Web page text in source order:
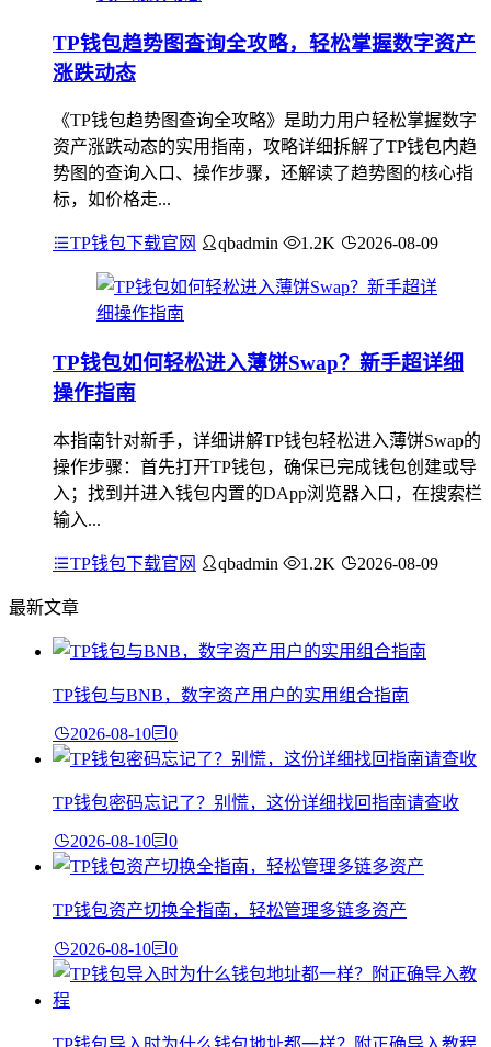
TP钱包趋势图查询全攻略，轻松掌握数字资产
涨跌动态
《TP钱包趋势图查询全攻略》是助力用户轻松掌握数字
资产涨跌动态的实用指南，攻略详细拆解了TP钱包内趋
势图的查询入口、操作步骤，还解读了趋势图的核心指
标，如价格走...
TP钱包下载官网 qbadmin 1.2K 2026-08-09
TP钱包如何轻松进入薄饼Swap？新手超详细
操作指南
本指南针对新手，详细讲解TP钱包轻松进入薄饼Swap的
操作步骤：首先打开TP钱包，确保已完成钱包创建或导
入；找到并进入钱包内置的DApp浏览器入口，在搜索栏
输入...
TP钱包下载官网 qbadmin 1.2K 2026-08-09
最新文章
TP钱包与BNB，数字资产用户的实用组合指南
2026-08-10 0
TP钱包密码忘记了？别慌，这份详细找回指南请查收
2026-08-10 0
TP钱包资产切换全指南，轻松管理多链多资产
2026-08-10 0